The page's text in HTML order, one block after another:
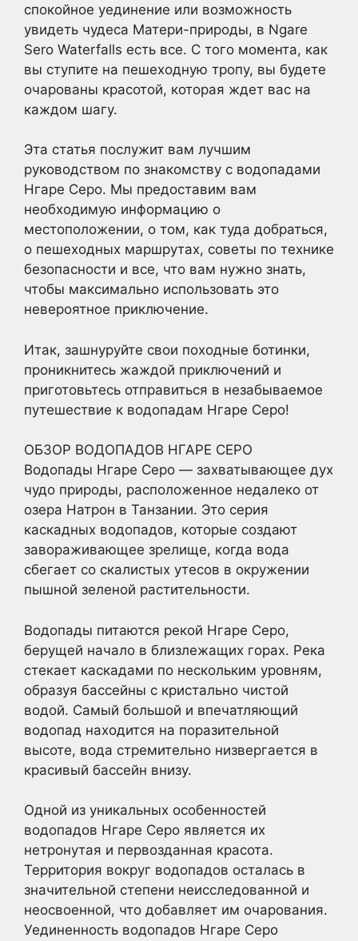
спокойное уединение или возможность
увидеть чудеса Матери-природы, в Ngare
Sero Waterfalls есть все. С того момента, как
вы ступите на пешеходную тропу, вы будете
очарованы красотой, которая ждет вас на
каждом шагу.
Эта статья послужит вам лучшим
руководством по знакомству с водопадами
Нгаре Серо. Мы предоставим вам
необходимую информацию о
местоположении, о том, как туда добраться,
о пешеходных маршрутах, советы по технике
безопасности и все, что вам нужно знать,
чтобы максимально использовать это
невероятное приключение.
Итак, зашнуруйте свои походные ботинки,
проникнитесь жаждой приключений и
приготовьтесь отправиться в незабываемое
путешествие к водопадам Нгаре Серо!
ОБЗОР ВОДОПАДОВ НГАРЕ СЕРО
Водопады Нгаре Серо — захватывающее дух
чудо природы, расположенное недалеко от
озера Натрон в Танзании. Это серия
каскадных водопадов, которые создают
завораживающее зрелище, когда вода
сбегает со скалистых утесов в окружении
пышной зеленой растительности.
Водопады питаются рекой Нгаре Серо,
берущей начало в близлежащих горах. Река
стекает каскадами по нескольким уровням,
образуя бассейны с кристально чистой
водой. Самый большой и впечатляющий
водопад находится на поразительной
высоте, вода стремительно низвергается в
красивый бассейн внизу.
Одной из уникальных особенностей
водопадов Нгаре Серо является их
нетронутая и первозданная красота.
Территория вокруг водопадов осталась в
значительной степени неисследованной и
неосвоенной, что добавляет им очарования.
Уединенность водопадов Нгаре Серо